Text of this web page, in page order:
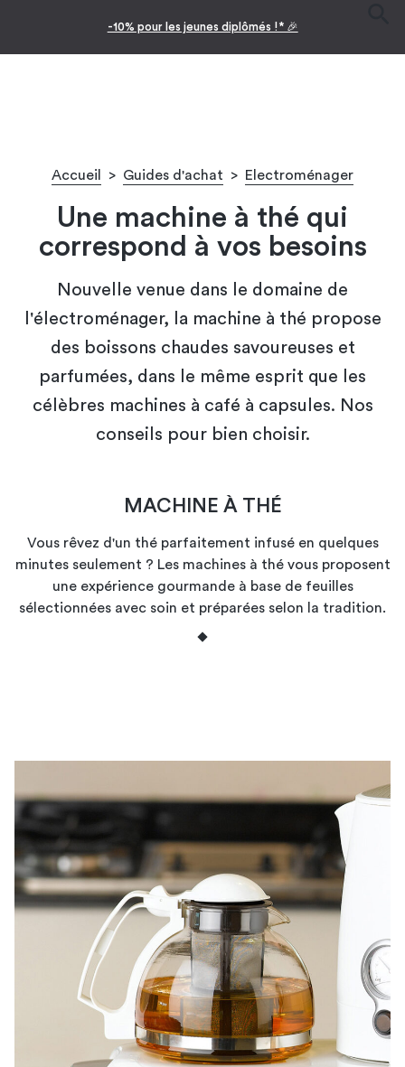
-10% pour les jeunes diplômés !* 🎉
Accueil > Guides d'achat > Electroménager
Une machine à thé qui
correspond à vos besoins
Nouvelle venue dans le domaine de
l'électroménager, la machine à thé propose
des boissons chaudes savoureuses et
parfumées, dans le même esprit que les
célèbres machines à café à capsules. Nos
conseils pour bien choisir.
MACHINE À THÉ
Vous rêvez d'un thé parfaitement infusé en quelques
minutes seulement ? Les machines à thé vous proposent
une expérience gourmande à base de feuilles
sélectionnées avec soin et préparées selon la tradition.